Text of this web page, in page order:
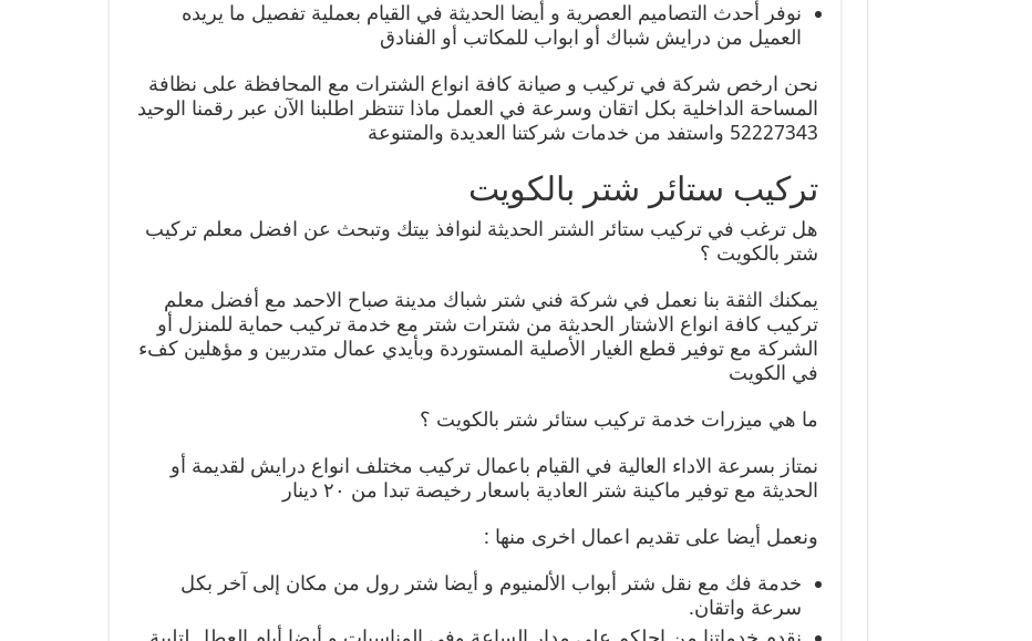
نوفر أحدث التصاميم العصرية و أيضا الحديثة في القيام بعملية تفصيل ما يريده
العميل من درايش شباك أو ابواب للمكاتب أو الفنادق
نحن ارخص شركة في تركيب و صيانة كافة انواع الشترات مع المحافظة على نظافة
المساحة الداخلية بكل اتقان وسرعة في العمل ماذا تنتظر اطلبنا الآن عبر رقمنا الوحيد
52227343 واستفد من خدمات شركتنا العديدة والمتنوعة
تركيب ستائر شتر بالكويت
هل ترغب في تركيب ستائر الشتر الحديثة لنوافذ بيتك وتبحث عن افضل معلم تركيب
شتر بالكويت ؟
يمكنك الثقة بنا نعمل في شركة فني شتر شباك مدينة صباح الاحمد مع أفضل معلم
تركيب كافة انواع الاشتار الحديثة من شترات شتر مع خدمة تركيب حماية للمنزل أو
الشركة مع توفير قطع الغيار الأصلية المستوردة وبأيدي عمال متدربين و مؤهلين كفء
في الكويت
ما هي ميزرات خدمة تركيب ستائر شتر بالكويت ؟
نمتاز بسرعة الاداء العالية في القيام باعمال تركيب مختلف انواع درايش لقديمة أو
الحديثة مع توفير ماكينة شتر العادية باسعار رخيصة تبدا من ٢٠ دينار
ونعمل أيضا على تقديم اعمال اخرى منها :
خدمة فك مع نقل شتر أبواب الألمنيوم و أيضا شتر رول من مكان إلى آخر بكل
سرعة واتقان.